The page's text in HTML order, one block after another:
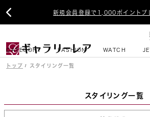
新規会員登録で1,000ポイントプ

CATEGORY FASHION WATCH
トップ スタイリング一覧
スタイリング一覧